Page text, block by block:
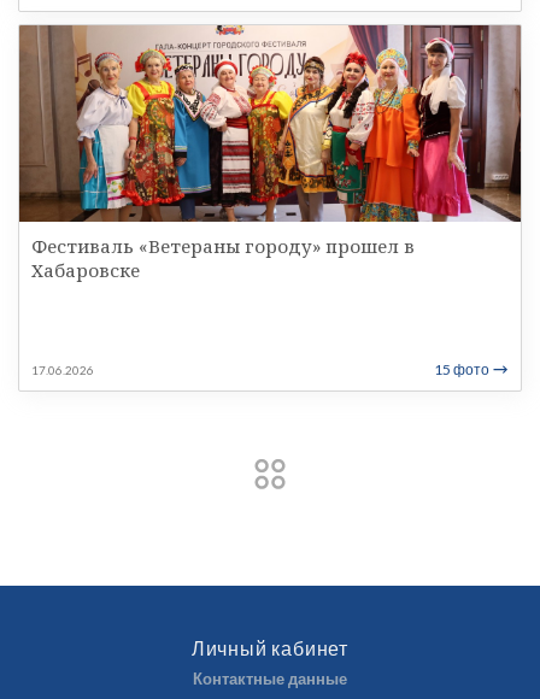
Фестиваль «Ветераны городу» прошел в
Хабаровске
17.06.2026 15 фото
Личный кабинет
Контактные данные